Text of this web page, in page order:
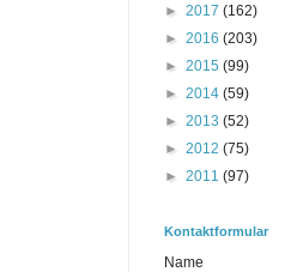
► 2017 (162)
► 2016 (203)
► 2015 (99)
► 2014 (59)
► 2013 (52)
► 2012 (75)
► 2011 (97)
Kontaktformular
Name